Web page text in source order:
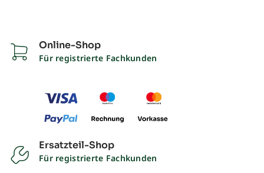
Online-Shop
Für registrierte Fachkunden
Ersatzteil-Shop
Für registrierte Fachkunden